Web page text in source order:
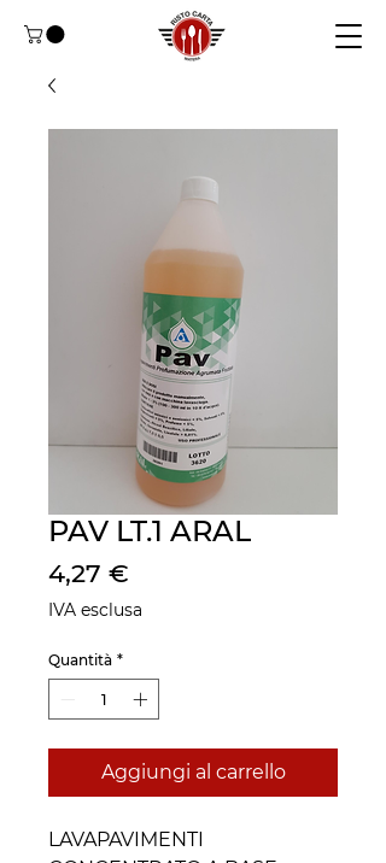
PAV LT.1 ARAL
4,27 €
IVA esclusa
Quantità *
Aggiungi al carrello
LAVAPAVIMENTI